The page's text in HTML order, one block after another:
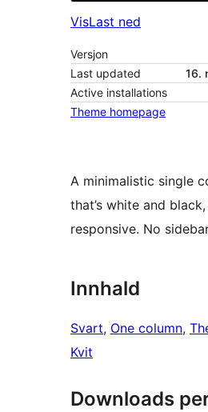
VisLast ned
Versjon
Last updated
16.
Active installations
Theme homepage
A minimalistic single
that’s white and
responsive. No
Innhald
Svart, One column,
Kvit
Downloads